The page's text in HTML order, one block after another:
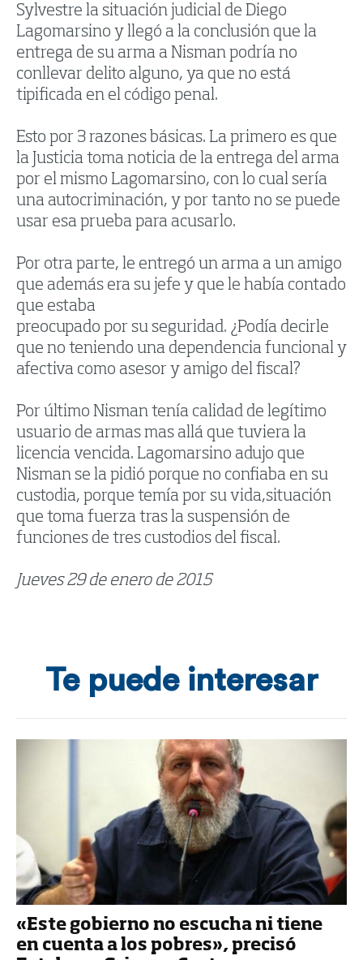
Sylvestre la situación judicial de Diego
Lagomarsino y llegó a la conclusión que la
entrega de su arma a Nisman podría no
conllevar delito alguno, ya que no está
tipificada en el código penal.
Esto por 3 razones básicas. La primero es que
la Justicia toma noticia de la entrega del arma
por el mismo Lagomarsino, con lo cual sería
una autocriminación, y por tanto no se puede
usar esa prueba para acusarlo.
Por otra parte, le entregó un arma a un amigo
que además era su jefe y que le había contado
que estaba
preocupado por su seguridad. ¿Podía decirle
que no teniendo una dependencia funcional y
afectiva como asesor y amigo del fiscal?
Por último Nisman tenía calidad de legítimo
usuario de armas mas allá que tuviera la
licencia vencida. Lagomarsino adujo que
Nisman se la pidió porque no confiaba en su
custodia, porque temía por su vida,situación
que toma fuerza tras la suspensión de
funciones de tres custodios del fiscal.
Jueves 29 de enero de 2015
Te puede interesar
«Este gobierno no escucha ni tiene
en cuenta a los pobres», precisó